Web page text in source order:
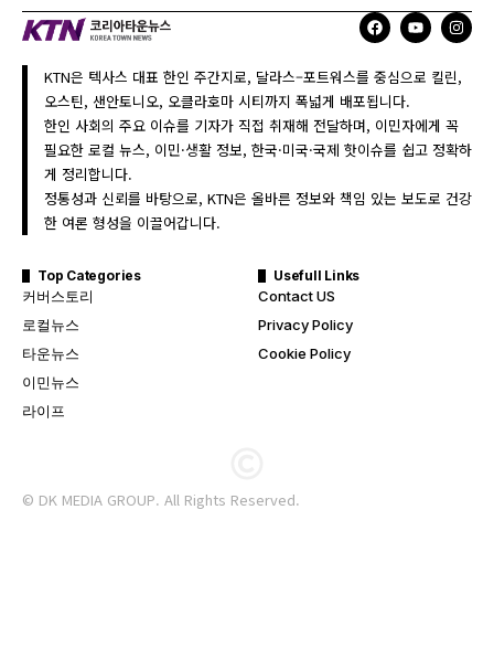
KTN은 텍사스 대표 한인 주간지로, 달라스–포트워스를 중심으로 킬린,
오스틴, 샌안토니오, 오클라호마 시티까지 폭넓게 배포됩니다.
한인 사회의 주요 이슈를 기자가 직접 취재해 전달하며, 이민자에게 꼭
필요한 로컬 뉴스, 이민·생활 정보, 한국·미국·국제 핫이슈를 쉽고 정확하
게 정리합니다.
정통성과 신뢰를 바탕으로, KTN은 올바른 정보와 책임 있는 보도로 건강
한 여론 형성을 이끌어갑니다.
Top Categories
커버스토리
로컬뉴스
타운뉴스
이민뉴스
라이프
Usefull Links
Contact US
Privacy Policy
Cookie Policy
© DK MEDIA GROUP. All Rights Reserved.